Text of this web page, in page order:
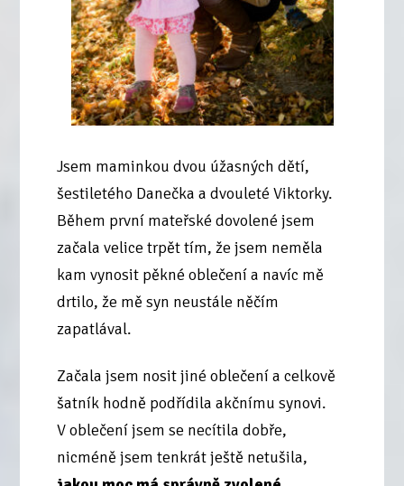
Jsem maminkou dvou úžasných dětí,
šestiletého Danečka a dvouleté Viktorky.
Během první mateřské dovolené jsem
začala velice trpět tím, že jsem neměla
kam vynosit pěkné oblečení a navíc mě
drtilo, že mě syn neustále něčím
zapatlával.
Začala jsem nosit jiné oblečení a celkově
šatník hodně podřídila akčnímu synovi.
V oblečení jsem se necítila dobře,
nicméně jsem tenkrát ještě netušila,